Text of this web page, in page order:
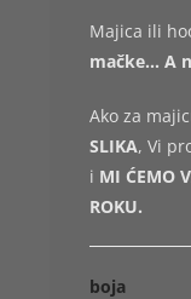
Majica ili
mačke… A
Ako za
SLIKA, Vi
i MI ĆEMO
ROKU.
boja